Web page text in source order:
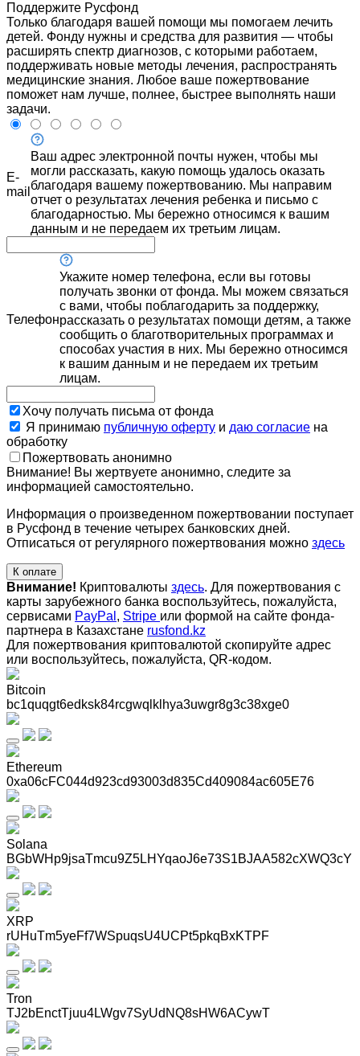
Поддержите Русфонд
Только благодаря вашей помощи мы помогаем лечить
детей. Фонду нужны и средства для развития — чтобы
расширять спектр диагнозов, с которыми работаем,
поддерживать новые методы лечения, распространять
медицинские знания. Любое ваше пожертвование
поможет нам лучше, полнее, быстрее выполнять наши
задачи.
E-
mail
Ваш адрес электронной почты нужен, чтобы мы
могли рассказать, какую помощь удалось оказать
благодаря вашему пожертвованию. Мы направим
отчет о результатах лечения ребенка и письмо с
благодарностью. Мы бережно относимся к вашим
данным и не передаем их третьим лицам.
Телефон
Укажите номер телефона, если вы готовы
получать звонки от фонда. Мы можем связаться
с вами, чтобы поблагодарить за поддержку,
рассказать о результатах помощи детям, а также
сообщить о благотворительных программах и
способах участия в них. Мы бережно относимся
к вашим данным и не передаем их третьим
лицам.
Хочу получать письма от фонда
Я принимаю публичную оферту и даю согласие на
обработку
Пожертвовать анонимно
Внимание! Вы жертвуете анонимно, следите за
информацией самостоятельно.
Информация о произведенном пожертвовании поступает
в Русфонд в течение четырех банковских дней.
Отписаться от регулярного пожертвования можно здесь
К оплате
Внимание! Криптовалюты здесь. Для пожертвования с
карты зарубежного банка воспользуйтесь, пожалуйста,
сервисами PayPal , Stripe или формой на сайте фонда-
партнера в Казахстане rusfond.kz
Для пожертвования криптовалютой скопируйте адрес
или воспользуйтесь, пожалуйста, QR-кодом.
Bitcoin
bc1quqgt6edksk84rcgwqlklhya3uwgr8g3c38xge0
Ethereum
0xa06cFC044d923cd93003d835Cd409084ac605E76
Solana
BGbWHp9jsaTmcu9Z5LHYqaoJ6e73S1BJAA582cXWQ3cY
XRP
rUHuTm5yeFf7WSpuqsU4UCPt5pkqBxKTPF
Tron
TJ2bEnctTjuu4LWgv7SyUdNQ8sHW6ACywT